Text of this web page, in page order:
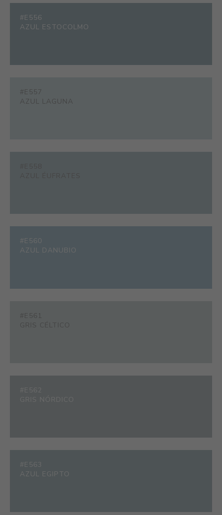
#E556
AZUL ESTOCOLMO
#E557
AZUL LAGUNA
#E560
AZUL DANUBIO
#E562
GRIS NÓRDICO
#E563
AZUL EGIPTO